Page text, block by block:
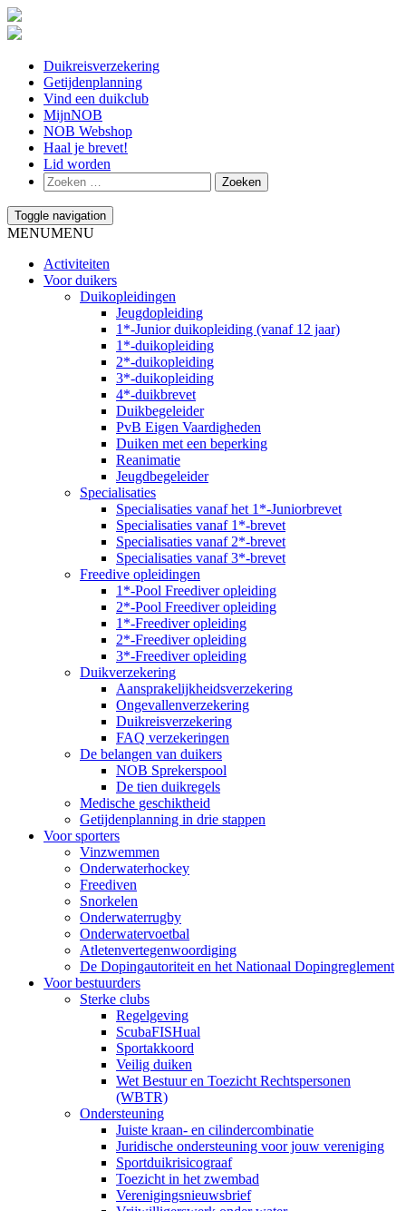
Duikreisverzekering
Getijdenplanning
Vind een duikclub
MijnNOB
NOB Webshop
Haal je brevet!
Lid worden
Toggle navigation
MENUMENU
Activiteiten
Voor duikers
Duikopleidingen
Jeugdopleiding
1*-Junior duikopleiding (vanaf 12 jaar)
1*-duikopleiding
2*-duikopleiding
3*-duikopleiding
4*-duikbrevet
Duikbegeleider
PvB Eigen Vaardigheden
Duiken met een beperking
Reanimatie
Jeugdbegeleider
Specialisaties
Specialisaties vanaf het 1*-Juniorbrevet
Specialisaties vanaf 1*-brevet
Specialisaties vanaf 2*-brevet
Specialisaties vanaf 3*-brevet
Freedive opleidingen
1*-Pool Freediver opleiding
2*-Pool Freediver opleiding
1*-Freediver opleiding
2*-Freediver opleiding
3*-Freediver opleiding
Duikverzekering
Aansprakelijkheidsverzekering
Ongevallenverzekering
Duikreisverzekering
FAQ verzekeringen
De belangen van duikers
NOB Sprekerspool
De tien duikregels
Medische geschiktheid
Getijdenplanning in drie stappen
Voor sporters
Vinzwemmen
Onderwaterhockey
Freediven
Snorkelen
Onderwaterrugby
Onderwatervoetbal
Atletenvertegenwoordiging
De Dopingautoriteit en het Nationaal Dopingreglement
Voor bestuurders
Sterke clubs
Regelgeving
ScubaFISHual
Sportakkoord
Veilig duiken
Wet Bestuur en Toezicht Rechtspersonen
(WBTR)
Ondersteuning
Juiste kraan- en cilindercombinatie
Juridische ondersteuning voor jouw vereniging
Sportduikrisicograaf
Toezicht in het zwembad
Verenigingsnieuwsbrief